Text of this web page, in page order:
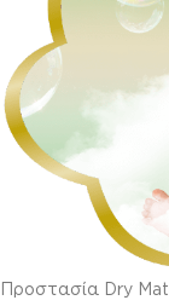
Προστασία Dry